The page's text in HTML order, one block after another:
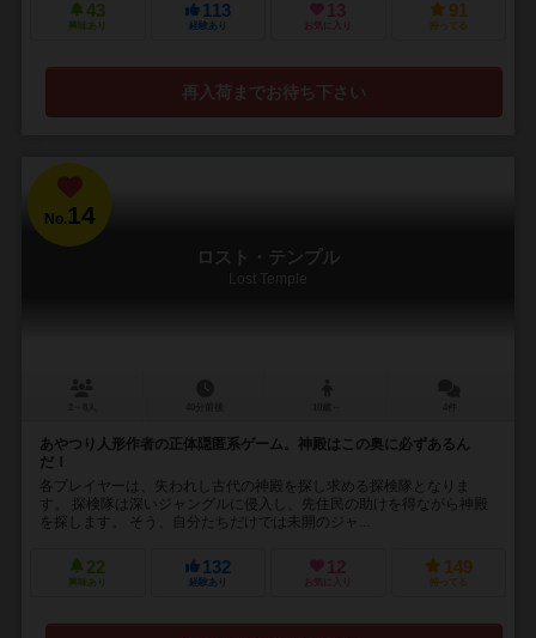
43
興味あり
113
経験あり
13
お気に入り
91
持ってる
再入荷までお待ち下さい
No.14
ロスト・テンプル
Lost Temple
あやつり人形作者の正体隠匿系ゲーム。神殿はこの奥に必ずあるん
だ！
各プレイヤーは、失われし古代の神殿を探し求める探検隊となりま
す。 探検隊は深いジャングルに侵入し、先住民の助けを得ながら神殿
を探します。 そう、自分たちだけでは未開のジャ...
22
興味あり
132
経験あり
12
お気に入り
149
持ってる